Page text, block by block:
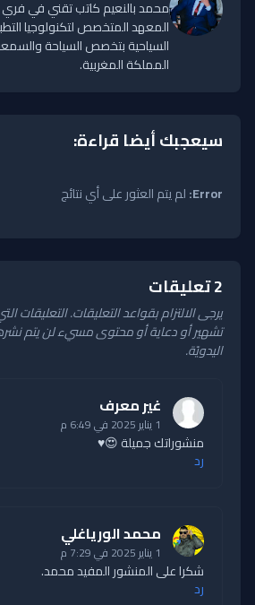
المعهد المتخصص لتكنولوجيا
السياحية بتخصص السياحة والسمعة
المملكة المغربية.
سيعجبك أيضا قراءة:
Error: لم يتم العثور على أي نتائج
2 تعليقات
يرجى الالتزام بقواعد التعليقات. التعليقات
تشهير أو دعاية أو محتوى مسيء لن يتم
اليدويّة.
غير معرف
1 يناير 2025 في 6:49 م
منشوراتك جميلة 😍♥
رد
محمد الورياغلي
1 يناير 2025 في 7:29 م
شكرا على المنشور المفيد محمد.
رد